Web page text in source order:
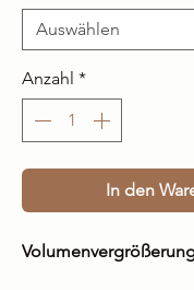
Anzahl *
In den